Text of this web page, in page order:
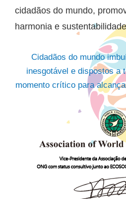
cidadãos do mundo,
harmonia e
Cidadãos do mundo
inesgotável e dispostos a
momento crítico para